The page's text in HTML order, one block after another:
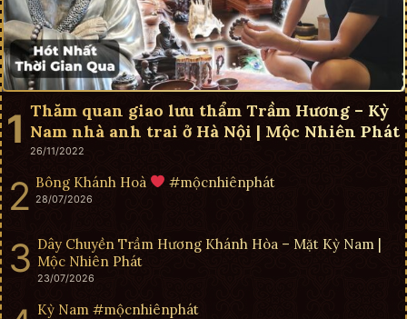
Thăm quan giao lưu thẩm Trầm Hương – Kỳ
Nam nhà anh trai ở Hà Nội | Mộc Nhiên Phát
26/11/2022
Bông Khánh Hoà #mộcnhiênphát
28/07/2026
Dây Chuyền Trầm Hương Khánh Hòa – Mặt Kỳ Nam |
Mộc Nhiên Phát
23/07/2026
Kỳ Nam #mộcnhiênphát